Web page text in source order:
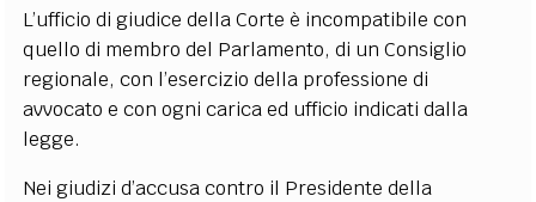
L’ufficio di giudice della Corte è incompatibile con
quello di membro del Parlamento, di un Consiglio
regionale, con l’esercizio della professione di
avvocato e con ogni carica ed ufficio indicati dalla
legge.
Nei giudizi d’accusa contro il Presidente della